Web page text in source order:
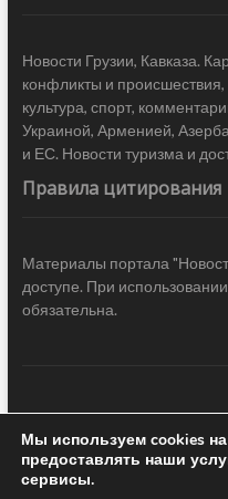
Новости Грузии, Кавказа.
конфликты и происшествия,
культура, спорт,
Украиной, Арменией,
и ЕС. Новости туризма и
Правила цитирования
Материалы портала
доступе. При
обязательна.
Новости Грузии| Black Sea
Design & development —
Мы используем cookies
предоставлять наши
сервисы.